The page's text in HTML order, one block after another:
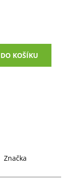
DO KOŠÍKU
Značka